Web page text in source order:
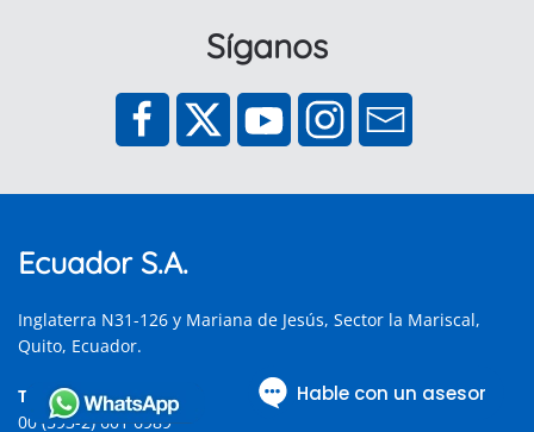
Síganos
Ecuador S.A.
Inglaterra N31-126 y Mariana de Jesús, Sector la Mariscal,
Quito, Ecuador.
Teléfonos
00 (593-2) 601 6989